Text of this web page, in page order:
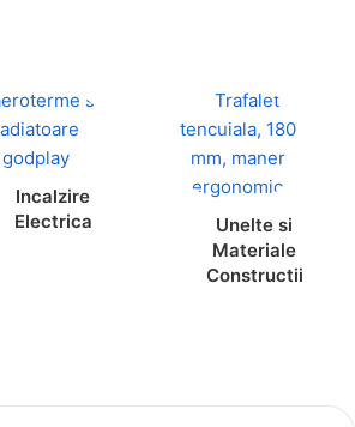
Incalzire
Electrica
Unelte si
Materiale
Constructii